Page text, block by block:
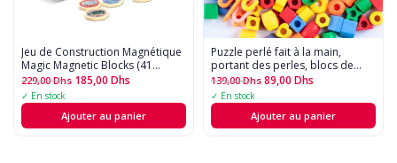
Jeu de Construction Magnétique 
Magic Magnetic Blocks (41
Pièces)
229,00Dhs 185,00 Dhs
✓ En stock
Ajouter au panier
Puzzle perlé fait à la main,
portant des perles, blocs de
construction, éducation
précoce, forme géométrique,
jouet de bracelet - 50pcs
139,00Dhs 89,00 Dhs
✓ En stock
Ajouter au panier